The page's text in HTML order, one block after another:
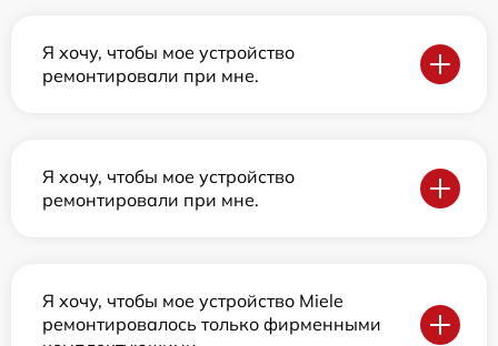
Я хочу, чтобы мое устройство
ремонтировали при мне.
Я хочу, чтобы мое устройство
ремонтировали при мне.
Я хочу, чтобы мое устройство Miele
ремонтировалось только фирменными